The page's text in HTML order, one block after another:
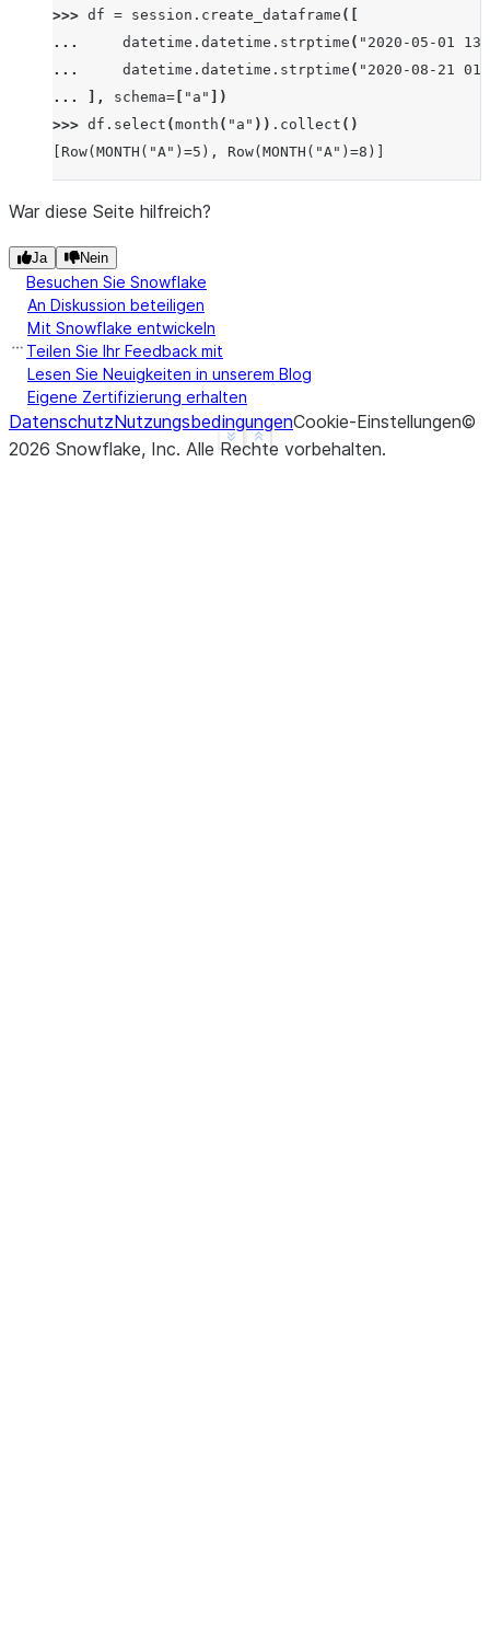
>>> df = session . create_dataframe ([
...
datetime . datetime . strptime ( "2020-05-01
...
datetime . datetime . strptime ( "2020-08-21
...
], schema= "a"
])
>>> df . select (month ( "a" )) . collect ()
[Row(MONTH("A")=5), Row(MONTH("A")=8)]
Show less
See more
War diese Seite hilfreich?
Ja Nein
Besuchen Sie Snowflake
An Diskussion beteiligen
Mit Snowflake entwickeln
Teilen Sie Ihr Feedback mit
Lesen Sie Neuigkeiten in unserem Blog
Eigene Zertifizierung erhalten
DatenschutzNutzungsbedingungenCookie-Einstellungen©
2026 Snowflake, Inc. Alle Rechte vorbehalten.